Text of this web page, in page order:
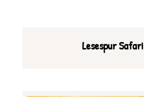
Lesespur Safari